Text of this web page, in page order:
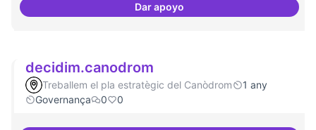
Dar apoyoParticipació ciutadana
decidim.canodrom
Treballem el pla estratègic del Canòdrom
1 any
Governança
0 0